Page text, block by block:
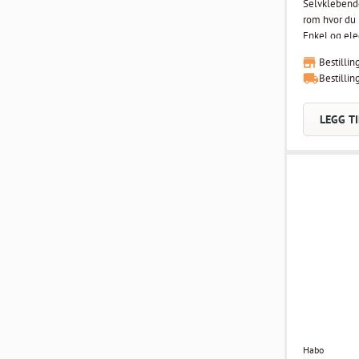
rom hvor
Enkel og
LEGG
Habo